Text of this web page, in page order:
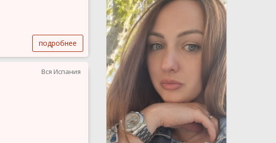
подробнее
Вся Испания